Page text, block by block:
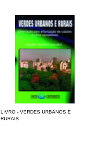
LIVRO - VERDES URBANOS E
RURAIS